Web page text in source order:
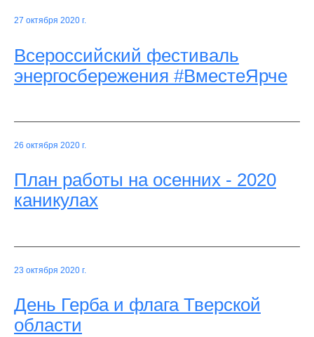
27 октября 2020 г.
Всероссийский фестиваль
энергосбережения #ВместеЯрче
26 октября 2020 г.
План работы на осенних - 2020
каникулах
23 октября 2020 г.
День Герба и флага Тверской
области